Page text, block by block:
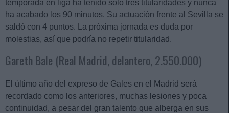
temporada en liga ha tenido solo tres titularidades y nunca
ha acabado los 90 minutos. Su actuación frente al Sevilla se
saldó con 4 puntos. La próxima jornada es duda por
molestias, así que podría no repetir titularidad.
Gareth Bale (Real Madrid, delantero, 2.550.000)
El último año del expreso de Gales en el Madrid será
recordado como los anteriores, muchas lesiones y poca
continuidad, a pesar del gran talento que alberga en sus